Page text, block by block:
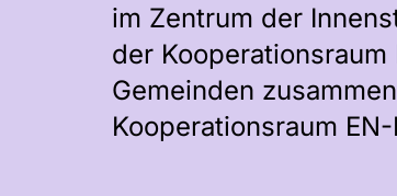
im Zentrum der
der
Gemeinden
Kooperationsraum